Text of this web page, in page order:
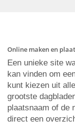
Online maken en
Een unieke site
kan vinden om
kunt kiezen uit
grootste
plaatsnaam of de
direct een